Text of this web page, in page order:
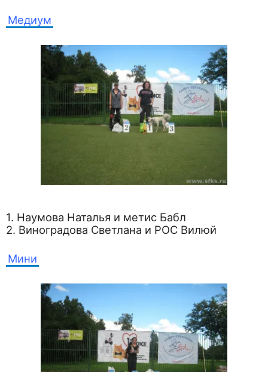
Медиум
1. Наумова Наталья и метис Бабл
2. Виноградова Светлана и РОС Вилюй
Мини